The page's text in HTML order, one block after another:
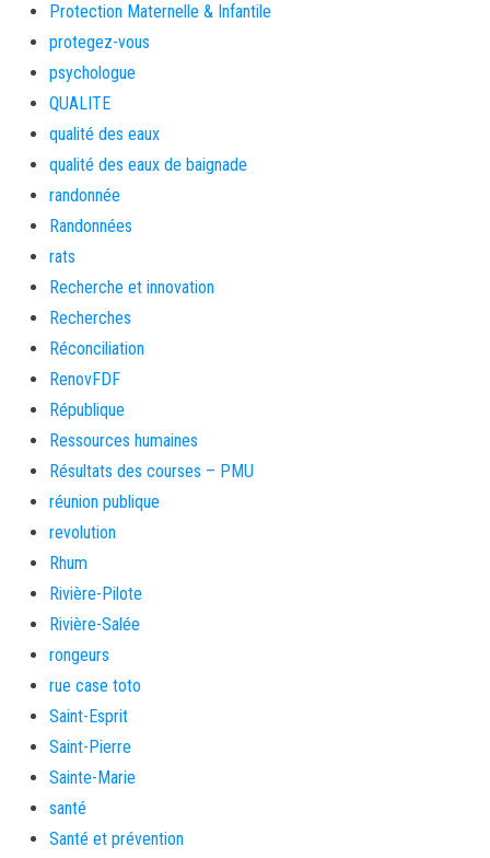
Protection Maternelle & Infantile
protegez-vous
psychologue
QUALITE
qualité des eaux
qualité des eaux de baignade
randonnée
Randonnées
rats
Recherche et innovation
Recherches
Réconciliation
RenovFDF
République
Ressources humaines
Résultats des courses – PMU
réunion publique
revolution
Rhum
Rivière-Pilote
Rivière-Salée
rongeurs
rue case toto
Saint-Esprit
Saint-Pierre
Sainte-Marie
santé
Santé et prévention